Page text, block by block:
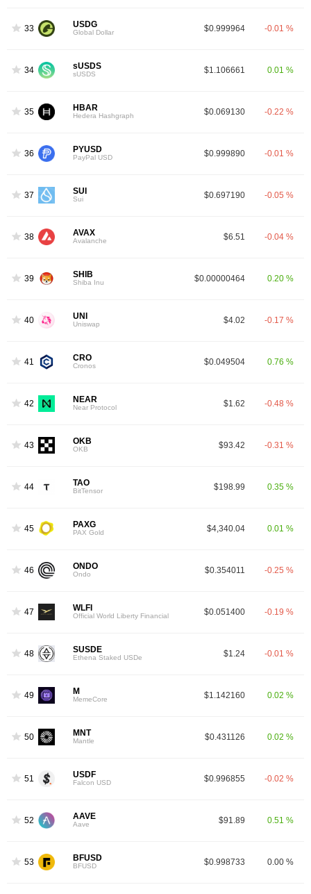
33 USDG
Global Dollar $0.999964 -0.01 %
34 sUSDS
sUSDS $1.106661 0.01 %
35 HBAR
Hedera Hashgraph $0.069130 -0.22 %
36 PYUSD
PayPal USD $0.999890 -0.01 %
37 SUI
Sui $0.697190 -0.05 %
38 AVAX
Avalanche $6.51 -0.04 %
39 SHIB
Shiba Inu $0.00000464 0.20 %
40 UNI
Uniswap $4.02 -0.17 %
41 CRO
Cronos $0.049504 0.76 %
42 NEAR
Near Protocol $1.62 -0.48 %
43 OKB
OKB $93.42 -0.31 %
44 TAO
BitTensor $198.99 0.35 %
45 PAXG
PAX Gold $4,340.04 0.01 %
46 ONDO
Ondo $0.354011 -0.25 %
47 WLFI
Official World Liberty Financial $0.051400 -0.19 %
48 SUSDE
Ethena Staked USDe $1.24 -0.01 %
49 M
MemeCore $1.142160 0.02 %
50 MNT
Mantle $0.431126 0.02 %
51 USDF
Falcon USD $0.996855 -0.02 %
52 AAVE
Aave $91.89 0.51 %
53 BFUSD
BFUSD $0.998733 0.00 %